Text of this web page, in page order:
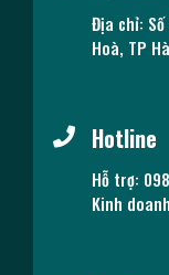
Địa chỉ: Số
Hoà, TP
Hotline
Hỗ trợ:
Kinh